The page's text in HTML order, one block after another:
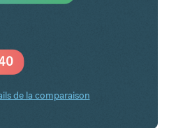
de la comparaison